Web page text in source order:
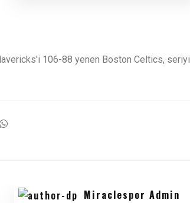
106-88 yenen Boston Celtics, seriyi
Miraclespor Admin